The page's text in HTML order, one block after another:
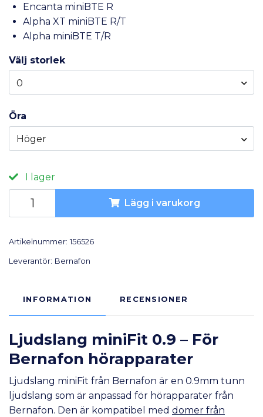
Encanta miniBTE R
Alpha XT miniBTE R/T
Alpha miniBTE T/R
Välj storlek
0
Öra
Höger
I lager
Lägg i varukorg
Artikelnummer: 156526
Leverantör: Bernafon
INFORMATION RECENSIONER
Ljudslang miniFit 0.9 – För
Bernafon hörapparater
Ljudslang miniFit från Bernafon är en 0.9mm tunn
ljudslang som är anpassad för hörapparater från
Bernafon. Den är kompatibel med domer från